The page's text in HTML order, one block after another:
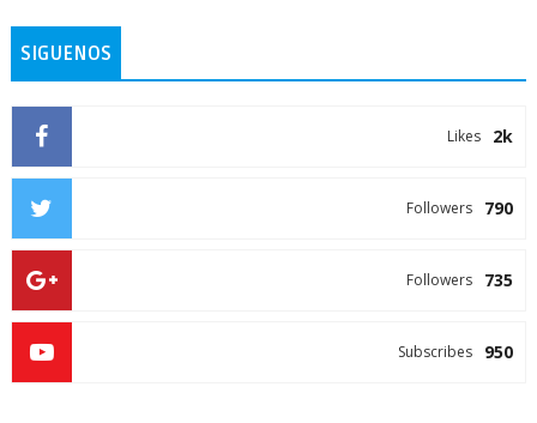
SIGUENOS
2k
Likes
790
Followers
735
Followers
950
Subscribes